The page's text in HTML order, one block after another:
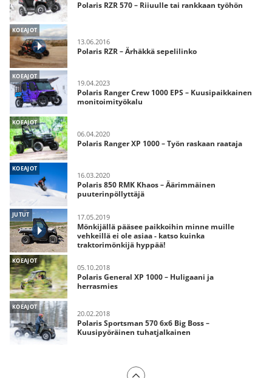
Polaris RZR 570 – Riiuulle tai rankkaan työhön
KOEAJOT
13.06.2016
Polaris RZR – Ärhäkkä sepelilinko
KOEAJOT
19.04.2023
Polaris Ranger Crew 1000 EPS – Kuusipaikkainen
monitoimityökalu
KOEAJOT
06.04.2020
Polaris Ranger XP 1000 – Työn raskaan raataja
KOEAJOT
16.03.2020
Polaris 850 RMK Khaos – Äärimmäinen
puuterinpöllyttäjä
JUTUT 17.05.2019
Mönkijällä pääsee paikkoihin minne muille
vehkeillä ei ole asiaa - katso kuinka
traktorimönkijä hyppää!
KOEAJOT
05.10.2018
Polaris General XP 1000 – Huligaani ja
herrasmies
KOEAJOT
20.02.2018
Polaris Sportsman 570 6x6 Big Boss –
Kuusipyöräinen tuhatjalkainen